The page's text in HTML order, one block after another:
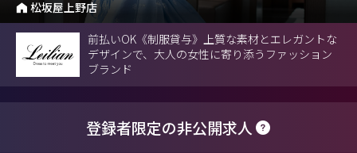
松坂屋上野店
前払いOK《制服貸与》上質な素材とエレガントな
デザインで、大人の女性に寄り添うファッション
ブランド
登録者限定の非公開求人